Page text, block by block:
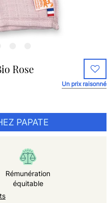
Rose
Un prix raisonné
PAPATE
Rémunération
équitable